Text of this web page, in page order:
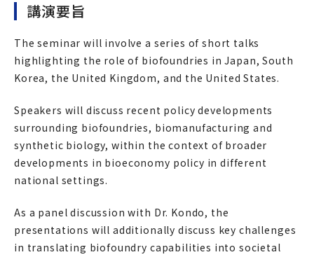
講演要旨
The seminar will involve a series of short talks
highlighting the role of biofoundries in Japan, South
Korea, the United Kingdom, and the United States.
Speakers will discuss recent policy developments
surrounding biofoundries, biomanufacturing and
synthetic biology, within the context of broader
developments in bioeconomy policy in different
national settings.
As a panel discussion with Dr. Kondo, the
presentations will additionally discuss key challenges
in translating biofoundry capabilities into societal